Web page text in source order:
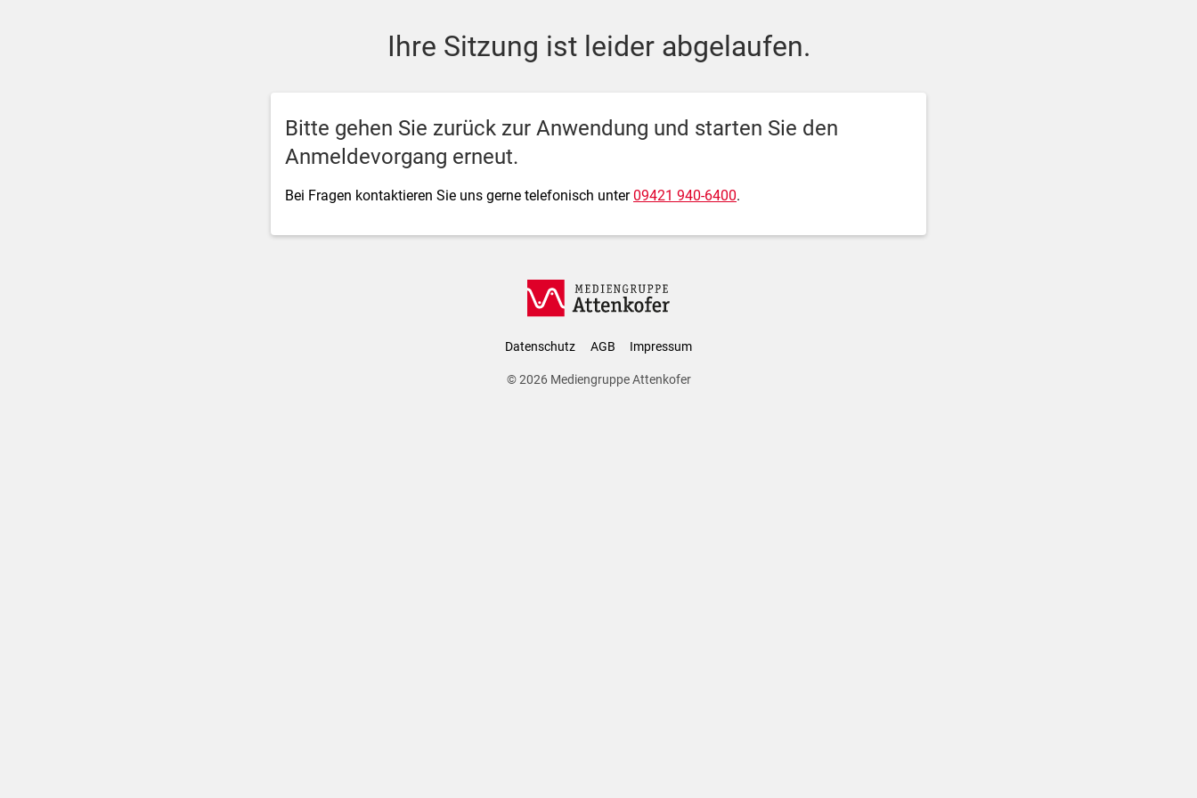
SSO Single-Sign-On der Mediengruppe Attenkofer
Ihre Sitzung ist leider abgelaufen.
Bitte gehen Sie zurück zur Anwendung und starten Sie den
Anmeldevorgang erneut.
Bei Fragen kontaktieren Sie uns gerne telefonisch unter09421 940-6400.
Datenschutz AGB Impressum
© 2026 Mediengruppe Attenkofer